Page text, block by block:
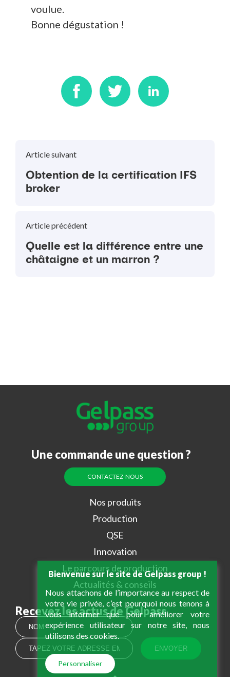
Bienvenue sur le site de Gelpass group !
Nous attachons de l’importance au respect de
votre vie privée, c’est pourquoi nous tenons à
vous informer que pour améliorer votre
expérience utilisateur sur notre site, nous
utilisons des cookies.
Personnaliser
voulue.
Bonne dégustation !
Article suivant
Obtention de la certification IFS
broker
Article précédent
Quelle est la différence entre une
châtaigne et un marron ?
Une commande une question ?
CONTACTEZ-NOUS
Nos produits
Production
QSE
Innovation
Le parcours de production
Actualités & conseils
Recevez les actus de Gelpass